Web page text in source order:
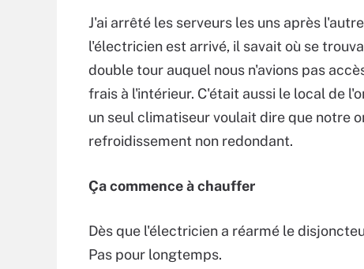
J'ai arrêté les serveurs les uns après
l'électricien est arrivé, il savait où se
double tour auquel nous n'avions pas
frais à l'intérieur. C'était aussi le local de
un seul climatiseur voulait dire que notre
refroidissement non redondant.
Ça commence à chauffer
Dès que l'électricien a réarmé le
Pas pour longtemps.